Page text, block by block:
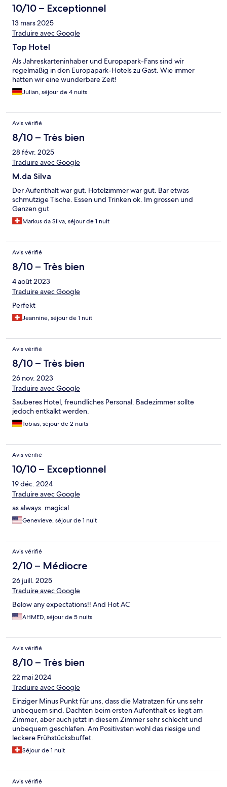
10/10 – Exceptionnel
13 mars 2025
Traduire avec Google
Top Hotel
Als Jahreskarteninhaber und Europapark-Fans sind wir
regelmäßig in den Europapark-Hotels zu Gast. Wie immer
hatten wir eine wunderbare Zeit!
Julian, séjour de 4 nuits
Avis vérifié
8/10 – Très bien
28 févr. 2025
Traduire avec Google
M.da Silva
Der Aufenthalt war gut. Hotelzimmer war gut. Bar etwas
schmutzige Tische. Essen und Trinken ok. Im grossen und
Ganzen gut
Markus da Silva, séjour de 1 nuit
Avis vérifié
8/10 – Très bien
4 août 2023
Traduire avec Google
Perfekt
Jeannine, séjour de 1 nuit
Avis vérifié
8/10 – Très bien
26 nov. 2023
Traduire avec Google
Sauberes Hotel, freundliches Personal. Badezimmer sollte
jedoch entkalkt werden.
Tobias, séjour de 2 nuits
Avis vérifié
10/10 – Exceptionnel
19 déc. 2024
Traduire avec Google
as always. magical
Genevieve, séjour de 1 nuit
Avis vérifié
2/10 – Médiocre
26 juill. 2025
Traduire avec Google
Below any expectations!! And Hot AC
AHMED, séjour de 5 nuits
Avis vérifié
8/10 – Très bien
22 mai 2024
Traduire avec Google
Einziger Minus Punkt für uns, dass die Matratzen für uns sehr
unbequem sind. Dachten beim ersten Aufenthalt es liegt am
Zimmer, aber auch jetzt in diesem Zimmer sehr schlecht und
unbequem geschlafen. Am Positivsten wohl das riesige und
leckere Frühstücksbuffet.
Séjour de 1 nuit
Avis vérifié